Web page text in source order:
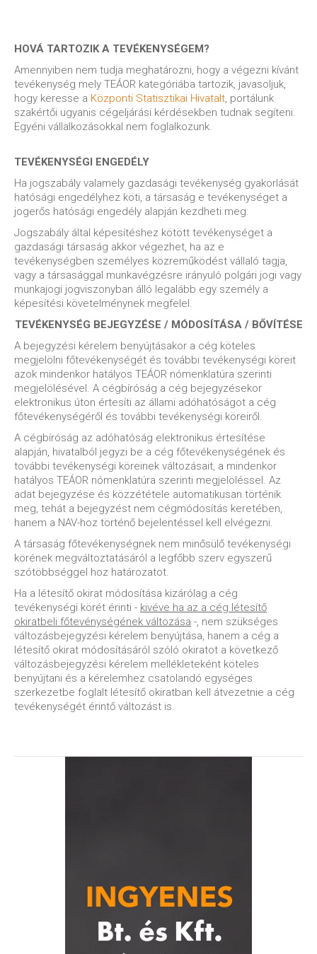
HOVÁ TARTOZIK A TEVÉKENYSÉGEM?
Amennyiben nem tudja meghatározni, hogy a végezni kívánt
tevékenység mely TEÁOR kategóriába tartozik, javasoljuk,
hogy keresse a Központi Statisztikai Hivatalt , portálunk
szakértői ugyanis cégeljárási kérdésekben tudnak segíteni.
Egyéni vállalkozásokkal nem foglalkozunk.
TEVÉKENYSÉGI ENGEDÉLY
Ha jogszabály valamely gazdasági tevékenység gyakorlását
hatósági engedélyhez köti, a társaság e tevékenységet a
jogerős hatósági engedély alapján kezdheti meg.
Jogszabály által képesítéshez kötött tevékenységet a
gazdasági társaság akkor végezhet, ha az e
tevékenységben személyes közreműködést vállaló tagja,
vagy a társasággal munkavégzésre irányuló polgári jogi vagy
munkajogi jogviszonyban álló legalább egy személy a
képesítési követelménynek megfelel.
TEVÉKENYSÉG BEJEGYZÉSE / MÓDOSÍTÁSA / BŐVÍTÉSE
A bejegyzési kérelem benyújtásakor a cég köteles
megjelölni főtevékenységét és további tevékenységi köreit
azok mindenkor hatályos TEÁOR nómenklatúra szerinti
megjelölésével. A cégbíróság a cég bejegyzésekor
elektronikus úton értesíti az állami adóhatóságot a cég
főtevékenységéről és további tevékenységi köreiről.
A cégbíróság az adóhatóság elektronikus értesítése
alapján, hivatalból jegyzi be a cég főtevékenységének és
további tevékenységi köreinek változásait, a mindenkor
hatályos TEÁOR nómenklatúra szerinti megjelöléssel. Az
adat bejegyzése és közzététele automatikusan történik
meg, tehát a bejegyzést nem cégmódosítás keretében,
hanem a NAV-hoz történő bejelentéssel kell elvégezni.
A társaság főtevékenységnek nem minősülő tevékenységi
körének megváltoztatásáról a legfőbb szerv egyszerű
szótöbbséggel hoz határozatot.
Ha a létesítő okirat módosítása kizárólag a cég
tevékenységi körét érinti - kivéve ha az a cég létesítő
okiratbeli főtevénységének változása -, nem szükséges
változásbejegyzési kérelem benyújtása, hanem a cég a
létesítő okirat módosításáról szóló okiratot a következő
változásbejegyzési kérelem mellékleteként köteles
benyújtani és a kérelemhez csatolandó egységes
szerkezetbe foglalt létesítő okiratban kell átvezetnie a cég
tevékenységét érintő változást is.